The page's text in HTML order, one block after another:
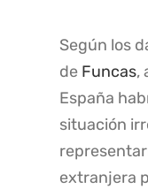
Según los
de Funcas,
España
situación
extranjera